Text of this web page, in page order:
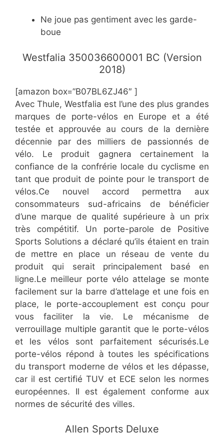
​Ne joue pas gentiment avec les garde-
boue
​​Westfalia 350036600001 BC (Version
2018)
[amazon box=”​​B07BL6ZJ46″ ]
​Avec Thule, Westfalia est l’une des plus grandes
marques de porte-vélos en Europe et a été
testée et approuvée au cours de la dernière
décennie par des milliers de passionnés de
vélo. Le produit gagnera certainement la
confiance de la confrérie locale du cyclisme en
tant que produit de pointe pour le transport de
vélos.Ce nouvel accord permettra aux
consommateurs sud-africains de bénéficier
d’une marque de qualité supérieure à un prix
très compétitif. Un porte-parole de Positive
Sports Solutions a déclaré qu’ils étaient en train
de mettre en place un réseau de vente du
produit qui serait principalement basé en
ligne.Le meilleur porte vélo attelage se monte
facilement sur la barre d’attelage et une fois en
place, le porte-accouplement est conçu pour
vous faciliter la vie. Le mécanisme de
verrouillage multiple garantit que le porte-vélos
et les vélos sont parfaitement sécurisés.Le
porte-vélos répond à toutes les spécifications
du transport moderne de vélos et les dépasse,
car il est certifié TUV et ECE selon les normes
européennes. Il est également conforme aux
normes de sécurité des villes.
​​Allen Sports Deluxe